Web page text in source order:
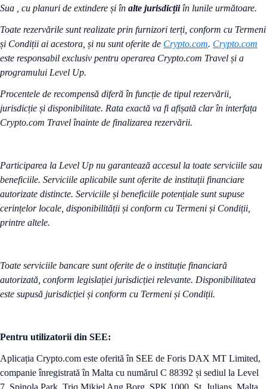
Sua , cu planuri de extindere și în alte jurisdicțiiîn lunile următoare.
Toate rezervările sunt realizate prin furnizori terți, conform cu Termeni
și Condiții ai acestora, și nu sunt oferite de Crypto.com. Crypto.com
este responsabil exclusiv pentru operarea Crypto.com Travel și a
programului Level Up.
Procentele de recompensă diferă în funcție de tipul rezervării,
jurisdicție și disponibilitate. Rata exactă va fi afișată clar în interfața
Crypto.com Travel înainte de finalizarea rezervării.
Participarea la Level Up nu garantează accesul la toate serviciile sau
beneficiile. Serviciile aplicabile sunt oferite de instituții financiare
autorizate distincte. Serviciile și beneficiile potențiale sunt supuse
cerințelor locale, disponibilității și conform cu Termeni și Condiții,
printre altele.
Toate serviciile bancare sunt oferite de o instituție financiară
autorizată, conform legislației jurisdicției relevante. Disponibilitatea
este supusă jurisdicției și conform cu Termeni și Condiții.
Pentru utilizatorii din SEE:
Aplicația Crypto.com este oferită în SEE de Foris DAX MT Limited,
companie înregistrată în Malta cu numărul C 88392 și sediul la Level